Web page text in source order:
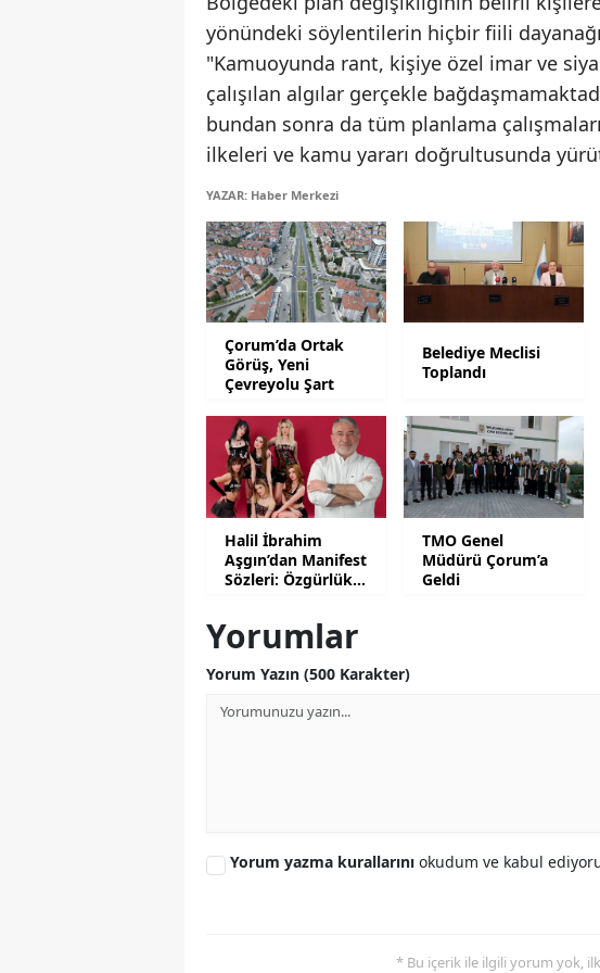
yönündeki söylentilerin hiçbir fiili
"Kamuoyunda rant, kişiye özel imar ve
çalışılan algılar gerçekle
bundan sonra da tüm planlama
ilkeleri ve kamu yararı doğrultusunda
YAZAR: Haber Merkezi
Çorum’da Ortak
Görüş, Yeni
Çevreyolu Şart
Belediye Meclisi
Toplandı
Halil İbrahim
Aşgın’dan Manifest
Sözleri: Özgürlük
TMO Genel
Müdürü Çorum’a
Geldi
Yorumlar
Yorum Yazın (500 Karakter)
Yorum yazma kurallarını okudum ve kabul
* Bu içerik ile ilgili yorum yok,